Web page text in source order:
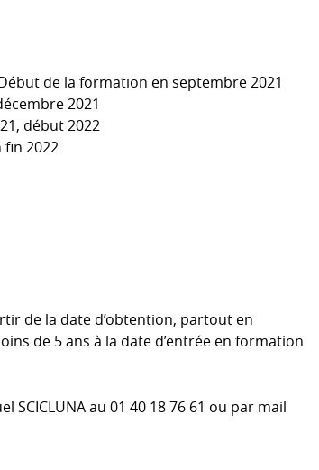
de la formation en septembre 2021
2021
début 2022
2022
de la date d’obtention, partout en
de 5 ans à la date d’entrée en formation
SCICLUNA au 01 40 18 76 61 ou par mail